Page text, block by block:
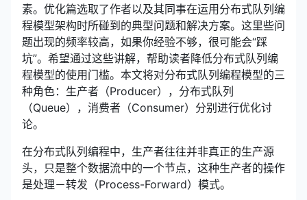
素。优化篇选取了作者以及其同事在运用分布式队列编
程模型架构时所碰到的典型问题和解决方案。这里些问
题出现的频率较高，如果你经验不够，很可能会“踩
坑”。希望通过这些讲解，帮助读者降低分布式队列编
程模型的使用门槛。本文将对分布式队列编程模型的三
种角色：生产者（Producer），分布式队列
（Queue），消费者（Consumer）分别进行优化讨
论。
在分布式队列编程中，生产者往往并非真正的生产源
头，只是整个数据流中的一个节点，这种生产者的操作
是处理－转发（Process-Forward）模式。